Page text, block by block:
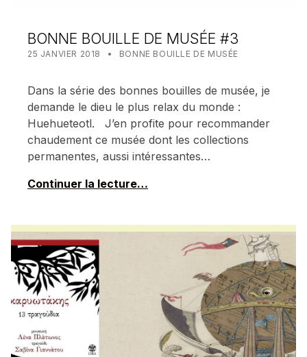
BONNE BOUILLE DE MUSÉE #3
25 JANVIER 2018 WRITTEN BY:
MEALIN
CATEGORIZED IN:
BONNE BOUILLE DE MUSÉE
Dans la série des bonnes bouilles de musée, je
demande le dieu le plus relax du monde :
Huehueteotl. J’en profite pour recommander
chaudement ce musée dont les collections
permanentes, aussi intéressantes…
Continuer la lecture…